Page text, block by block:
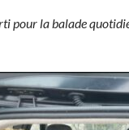
pour la balade